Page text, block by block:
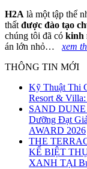
H2A là một tập thể
thấtđược đào tạo
chúng tôi đã có kinh
án lớn nhỏ…xem
THÔNG TIN MỚI
Kỹ Thuật Thi
Resort &
SAND DUNE
Dưỡng Đạt
AWARD 2026
THE
KẾ BIỆT
XANH TẠI